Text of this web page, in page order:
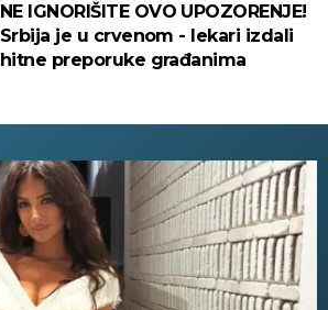
NE IGNORIŠITE OVO UPOZORENJE!
Srbija je u crvenom - lekari izdali
hitne preporuke građanima